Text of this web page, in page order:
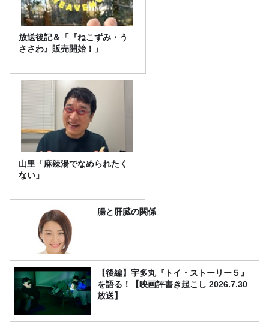
放送後記＆「『ねこずみ・う
ささわ』販売開始！」
山里「麻辣湯でなめられたく
ない」
腸と肝臓の関係
【後編】宇多丸『トイ・ストーリー５』
を語る！【映画評書き起こし 2026.7.30
放送】